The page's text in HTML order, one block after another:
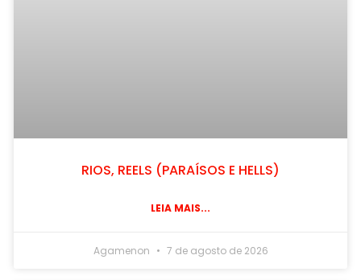
RIOS, REELS (PARAÍSOS E HELLS)
LEIA MAIS...
Agamenon 7 de agosto de 2026